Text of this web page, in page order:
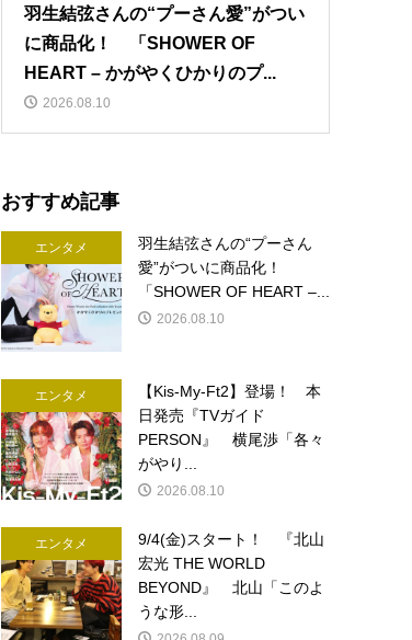
羽生結弦さんの“プーさん愛”がつい
に商品化！ 「SHOWER OF
HEART – かがやくひかりのプ...
2026.08.10
おすすめ記事
エンタメ
羽生結弦さんの“プーさん
愛”がついに商品化！
「SHOWER OF HEART –...
2026.08.10
エンタメ
【Kis-My-Ft2】登場！ 本
日発売『TVガイド
PERSON』 横尾渉「各々
がやり...
2026.08.10
エンタメ
9/4(金)スタート！ 『北山
宏光 THE WORLD
BEYOND』 北山「このよ
うな形...